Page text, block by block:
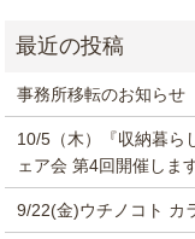
事務所移転のお知らせ
10/5（木）『収納暮ら
ェア会 第4回開催しま
9/22(金)ウチノコト カ